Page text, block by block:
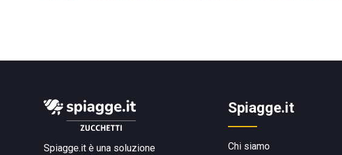
Spiagge.it è una soluzione
Spiagge.it
Chi siamo